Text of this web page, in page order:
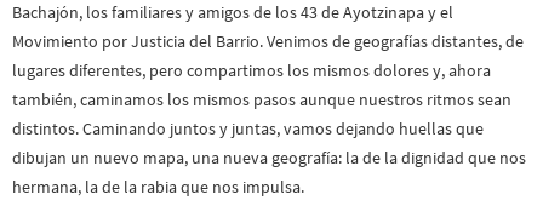
Bachajón, los familiares y amigos de los 43 de Ayotzinapa y el
Movimiento por Justicia del Barrio. Venimos de geografías distantes, de
lugares diferentes, pero compartimos los mismos dolores y, ahora
también, caminamos los mismos pasos aunque nuestros ritmos sean
distintos. Caminando juntos y juntas, vamos dejando huellas que
dibujan un nuevo mapa, una nueva geografía: la de la dignidad que nos
hermana, la de la rabia que nos impulsa.